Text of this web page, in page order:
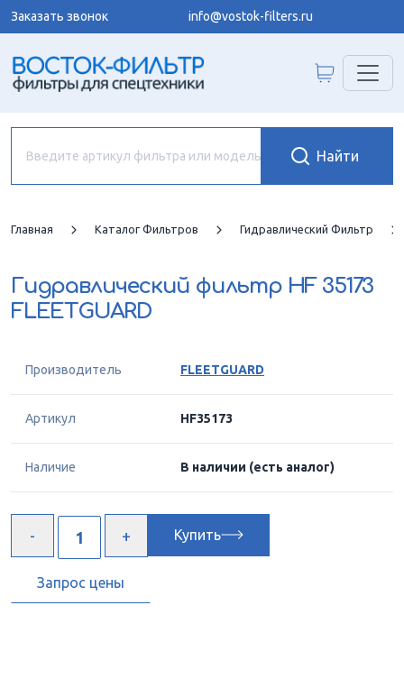
Заказать звонок info@vostok-filters.ru
Главная Каталог Фильтров Гидравлический Фильтр
Гидравлический фильтр HF 35173
FLEETGUARD
Производитель FLEETGUARD
Артикул HF35173
Наличие В наличии (есть аналог)
Купить
Запрос цены